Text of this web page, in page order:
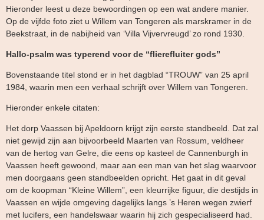
Hieronder leest u deze bewoordingen op een wat andere manier.
Op de vijfde foto ziet u Willem van Tongeren als marskramer in de
Beekstraat, in de nabijheid van ‘Villa Vijvervreugd’ zo rond 1930.
Hallo-psalm was typerend voor de “flierefluiter gods”
Bovenstaande titel stond er in het dagblad “TROUW” van 25 april
1984, waarin men een verhaal schrijft over Willem van Tongeren.
Hieronder enkele citaten:
Het dorp Vaassen bij Apeldoorn krijgt zijn eerste standbeeld. Dat zal
niet gewijd zijn aan bijvoorbeeld Maarten van Rossum, veldheer
van de hertog van Gelre, die eens op kasteel de Cannenburgh in
Vaassen heeft gewoond, maar aan een man van het slag waarvoor
men doorgaans geen standbeelden opricht. Het gaat in dit geval
om de koopman “Kleine Willem”, een kleurrijke figuur, die destijds in
Vaassen en wijde omgeving dagelijks langs ’s Heren wegen zwierf
met lucifers, een handelswaar waarin hij zich gespecialiseerd had.